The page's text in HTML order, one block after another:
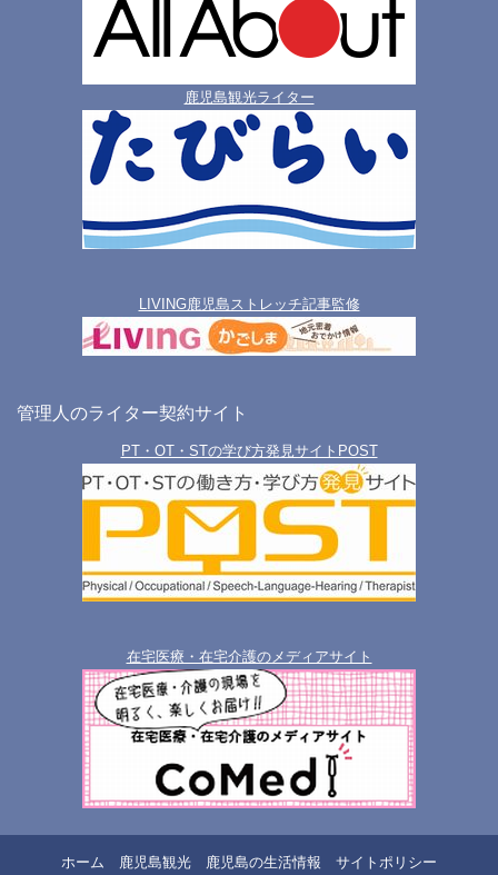
鹿児島観光ライター
LIVING鹿児島ストレッチ記事監修
管理人のライター契約サイト
PT・OT・STの学び方発見サイトPOST
在宅医療・在宅介護のメディアサイト
ホーム 鹿児島観光 鹿児島の生活情報 サイトポリシー